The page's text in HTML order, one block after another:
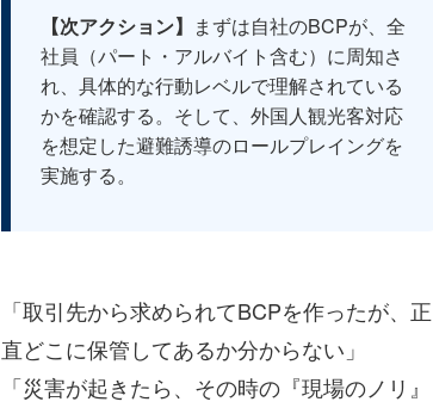
【次アクション】 まずは自社のBCPが、全
社員（パート・アルバイト含む）に周知さ
れ、具体的な行動レベルで理解されている
かを確認する。そして、外国人観光客対応
を想定した避難誘導のロールプレイングを
実施する。
「取引先から求められてBCPを作ったが、正
直どこに保管してあるか分からない」
「災害が起きたら、その時の『現場のノリ』